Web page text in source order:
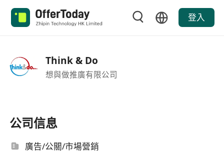
登入
Think & Do
想與做推廣有限公司
公司信息
廣告/公關/市場營銷